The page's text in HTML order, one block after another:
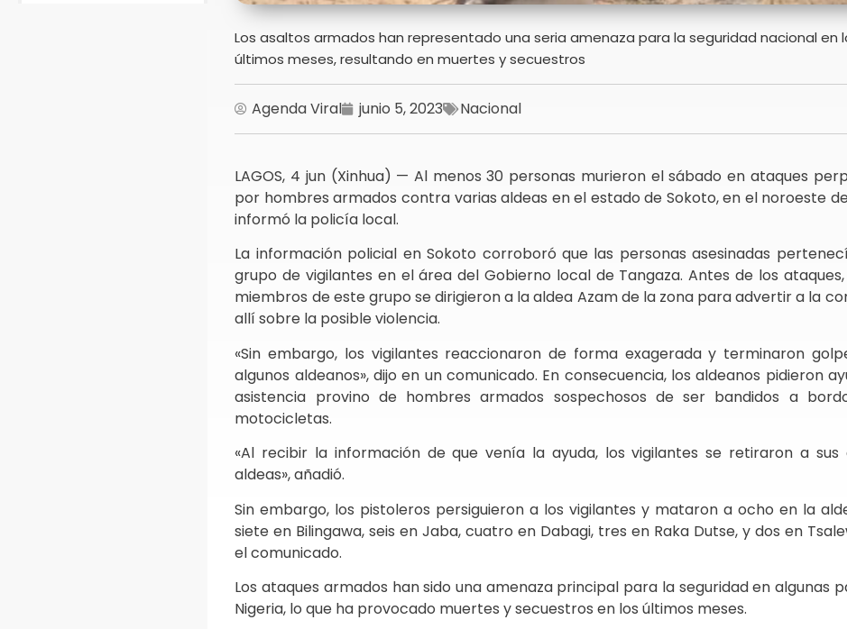
Los asaltos armados han representado una seria amenaza para la seguridad nacional en
últimos meses, resultando en muertes y secuestros
Agenda Viral junio 5, 2023 Nacional
LAGOS, 4 jun (Xinhua) — Al menos 30 personas murieron el sábado en ataques
por hombres armados contra varias aldeas en el estado de Sokoto, en el noroeste
informó la policía local.
La información policial en Sokoto corroboró que las personas asesinadas
grupo de vigilantes en el área del Gobierno local de Tangaza. Antes de los ataques,
miembros de este grupo se dirigieron a la aldea Azam de la zona para advertir a la
allí sobre la posible violencia.
«Sin embargo, los vigilantes reaccionaron de forma exagerada y terminaron
algunos aldeanos», dijo en un comunicado. En consecuencia, los aldeanos pidieron
asistencia provino de hombres armados sospechosos de ser bandidos a
motocicletas.
«Al recibir la información de que venía la ayuda, los vigilantes se retiraron a sus
aldeas», añadió.
Sin embargo, los pistoleros persiguieron a los vigilantes y mataron a ocho en la
siete en Bilingawa, seis en Jaba, cuatro en Dabagi, tres en Raka Dutse, y dos en
el comunicado.
Los ataques armados han sido una amenaza principal para la seguridad en algunas
Nigeria, lo que ha provocado muertes y secuestros en los últimos meses.